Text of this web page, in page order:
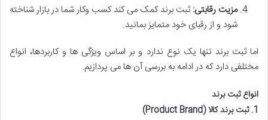
مزیت رقابتی:ثبت برند کمک می کند کسب وکار شما در بازار شناخته
شود و از رقبای خود متمایز بمانید.
اما ثبت برند تنها یک نوع ندارد و بر اساس ویژگی ها و کاربردها، انواع
مختلفی دارد که در ادامه به بررسی آن ها می پردازیم.
انواع ثبت برند
1. ثبت برند کالا (Product Brand)